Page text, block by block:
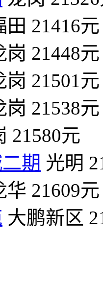
田 21416元
岗 21448元
岗 21501元
岗 21538元
21580元
期 光明
华 21609元
大鹏新区